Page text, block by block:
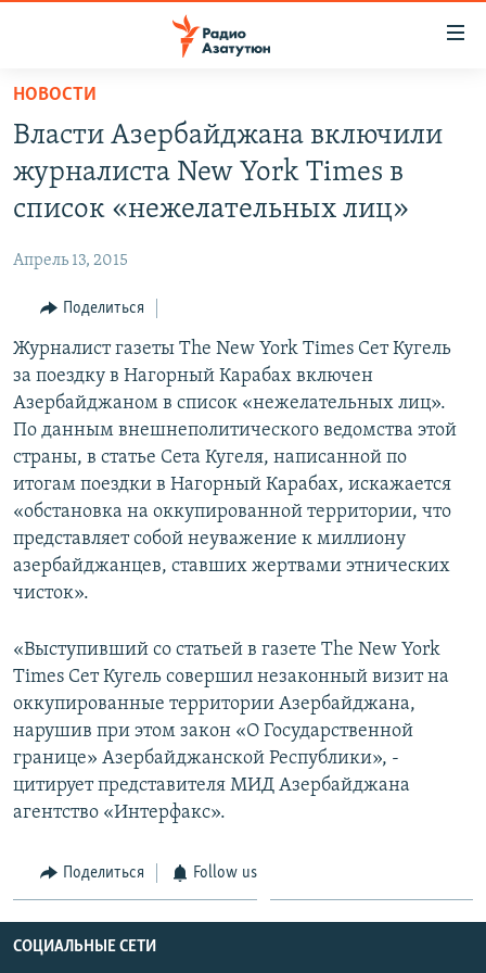
Перейти
основному
содержанию
Перейти
основной
навигации
Перейти
поиску
ПОЛИТИКА
ЭКОНОМИКА
РЕГИОН
НАГОРНЫЙ КАРАБАХ
КУЛЬТУРА
СПОРТ
АРХИВ
English
Русский
Все сайты Радио Азатутюн
НОВОСТИ
Власти Азербайджана включили
журналиста New York Times в
список «нежелательных лиц»
Апрель 13, 2015
Поделиться
Журналист газеты The New York Times Сет Кугель
за поездку в Нагорный Карабах включен
Азербайджаном в список «нежелательных лиц».
По данным внешнеполитического ведомства этой
страны, в статье Сета Кугеля, написанной по
итогам поездки в Нагорный Карабах, искажается
«обстановка на оккупированной территории, что
представляет собой неуважение к миллиону
азербайджанцев, ставших жертвами этнических
чисток».
«Выступивший со статьей в газете The New York
Times Сет Кугель совершил незаконный визит на
оккупированные территории Азербайджана,
нарушив при этом закон «О Государственной
границе» Азербайджанской Республики», -
цитирует представителя МИД Азербайджана
агентство «Интерфакс».
Поделиться Follow us
СОЦИАЛЬНЫЕ СЕТИ